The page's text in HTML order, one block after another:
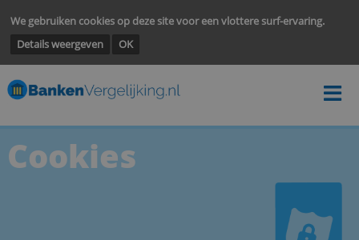
We gebruiken cookies op deze site voor een vlottere surf-
Details weergeven
Cookies